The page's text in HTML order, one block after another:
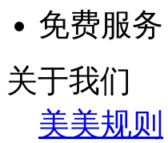
免费服务
关于我们
美美规则